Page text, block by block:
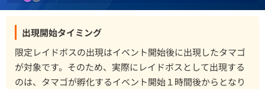
出現開始タイミング
限定レイドボスの出現はイベント開始後に出現したタマゴ
が対象です。そのため、実際にレイドボスとして出現する
のは、タマゴが孵化するイベント開始１時間後からとなり